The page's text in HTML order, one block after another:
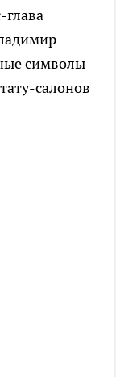
глава
символы
салонов